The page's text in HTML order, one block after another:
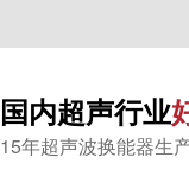
国内超声行业
15年超声波换能器生